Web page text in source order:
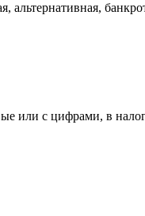
или с цифрами, в